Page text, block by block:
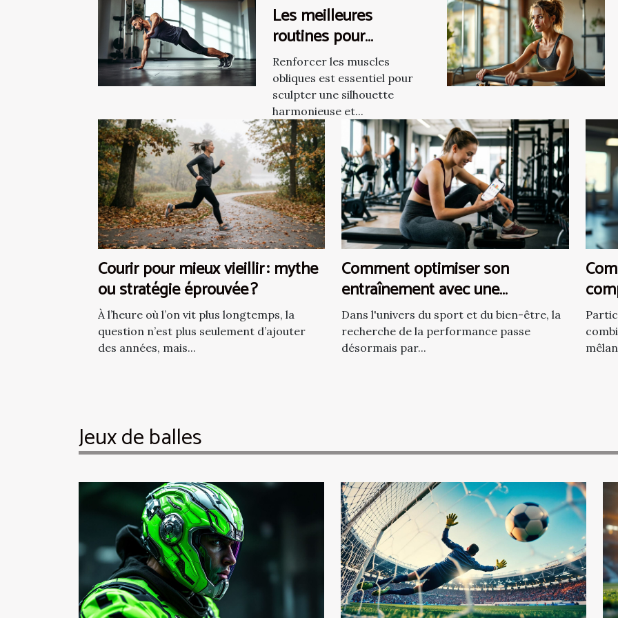
Courir pour mieux vieillir : mythe
ou stratégie éprouvée ?
À l’heure où l’on vit plus longtemps, la
question n’est plus seulement d’ajouter
des années, mais...
Comment optimiser son
entraînement avec une
application tout-en-un ?
Dans l'univers du sport et du bien-être, la
recherche de la performance passe
désormais par...
Les meilleures
routines pour
renforcer les muscles
obliques
Renforcer les muscles
obliques est essentiel pour
sculpter une silhouette
harmonieuse et...
Jeux de balles